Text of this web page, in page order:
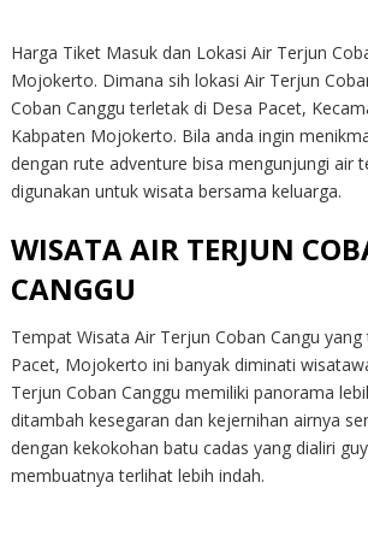
Harga Tiket Masuk dan Lokasi Air Terjun
Mojokerto. Dimana sih lokasi Air Terjun
Coban Canggu terletak di Desa Pacet,
Kabpaten Mojokerto. Bila anda ingin
dengan rute adventure bisa mengunjungi air
digunakan untuk wisata bersama keluarga.
WISATA AIR TERJUN
CANGGU
Tempat Wisata Air Terjun Coban Cangu
Pacet, Mojokerto ini banyak diminati
Terjun Coban Canggu memiliki panorama
ditambah kesegaran dan kejernihan airnya
dengan kekokohan batu cadas yang dialiri
membuatnya terlihat lebih indah.